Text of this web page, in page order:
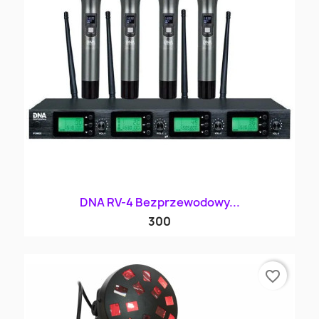
DNA RV-4 Bezprzewodowy...
300
favorite_border